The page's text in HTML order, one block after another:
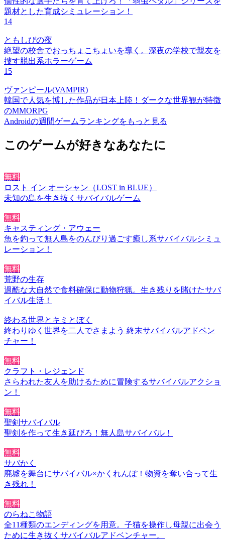
題材とした育成シミュレーション！
14
ともしびの夜
絶望の校舎でおっちょこちょいを導く。深夜の学校で親友を
捜す脱出系ホラーゲーム
15
ヴァンピール(VAMPIR)
韓国で人気を博した作品が日本上陸！ダークな世界観が特徴
のMMORPG
Androidの週間ゲームランキングをもっと見る
このゲームが好きなあなたに
無料
ロスト イン オーシャン（LOST in BLUE）
未知の島を生き抜くサバイバルゲーム
無料
キャスティング・アウェー
魚を釣って無人島をのんびり過ごす癒し系サバイバルシミュ
レーション！
無料
荒野の生存
過酷な大自然で食料確保に動物狩猟。生き残りを賭けたサバ
イバル生活！
終わる世界とキミとぼく
終わりゆく世界を二人でさまよう 終末サバイバルアドベン
チャー！
無料
クラフト・レジェンド
さらわれた友人を助けるために冒険するサバイバルアクショ
ン！
無料
聖剣サバイバル
聖剣を作って生き延びろ！無人島サバイバル！
無料
サバかく
廃墟を舞台にサバイバル×かくれんぼ！物資を奪い合って生
き残れ！
無料
のらねこ物語
全11種類のエンディングを用意。子猫を操作し母親に出会う
ために生き抜くサバイバルアドベンチャー。